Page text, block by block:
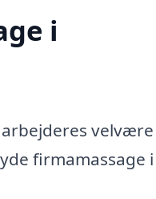
i
firmamassage